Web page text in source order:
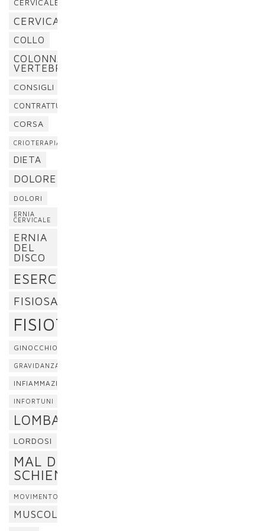
CERVICALE
CERVICALGIA
COLLO
COLONNA
VERTEBRALE
CONSIGLI
CONTRATTURA
CORSA
CRIOTERAPIA
DIETA
DOLORE
DOLORI
ERNIA
CERVICALE
ERNIA
DEL
DISCO
ESERCIZI
FISIOSAN
FISIOTERAPIA
GINOCCHIO
GRAVIDANZA
INFIAMMAZIONE
INFORTUNI
LOMBALGIA
LORDOSI
MAL DI
SCHIENA
MOVIMENTO
MUSCOLI